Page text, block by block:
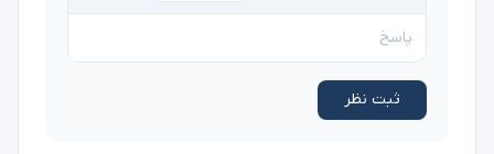
ثبت نظر